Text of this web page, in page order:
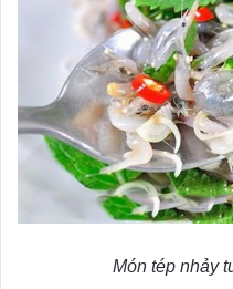
Món tép nhảy